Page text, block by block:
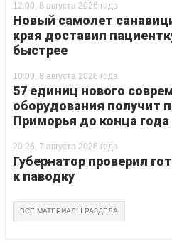
12:00, 8 августа 2026 года
Новый самолет
края доставил
быстрее
10:00, 8 августа 2026 года
57 единиц нового
оборудования получит
Приморья до конца года
20:26, 7 августа 2026 года
Губернатор проверил
к паводку
ВСЕ МАТЕРИАЛЫ РАЗДЕЛА